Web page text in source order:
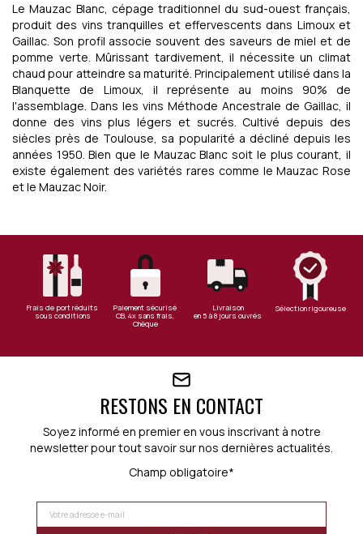
Le Mauzac Blanc, cépage traditionnel du sud-ouest français,
produit des vins tranquilles et effervescents dans Limoux et
Gaillac. Son profil associe souvent des saveurs de miel et de
pomme verte. Mûrissant tardivement, il nécessite un climat
chaud pour atteindre sa maturité. Principalement utilisé dans la
Blanquette de Limoux, il représente au moins 90% de
l'assemblage. Dans les vins Méthode Ancestrale de Gaillac, il
donne des vins plus légers et sucrés. Cultivé depuis des
siècles près de Toulouse, sa popularité a décliné depuis les
années 1950. Bien que le Mauzac Blanc soit le plus courant, il
existe également des variétés rares comme le Mauzac Rose
et le Mauzac Noir.
Frais de port réduits
sous conditions
Paiement sécurisé
CB, 4x sans frais,
Chèque
Livraison
en 5 à 8 jours ouvrés
Sélection rigoureuse
RESTONS EN CONTACT
Soyez informé en premier en vous inscrivant à notre
newsletter pour tout savoir sur nos dernières actualités.
Champ obligatoire*